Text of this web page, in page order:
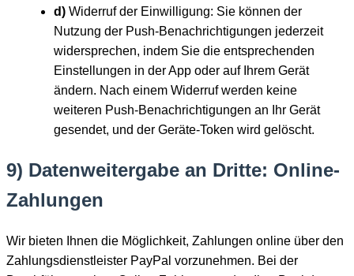
d) Widerruf der Einwilligung: Sie können der
Nutzung der Push-Benachrichtigungen jederzeit
widersprechen, indem Sie die entsprechenden
Einstellungen in der App oder auf Ihrem Gerät
ändern. Nach einem Widerruf werden keine
weiteren Push-Benachrichtigungen an Ihr Gerät
gesendet, und der Geräte-Token wird gelöscht.
9) Datenweitergabe an Dritte: Online-
Zahlungen
Wir bieten Ihnen die Möglichkeit, Zahlungen online über den
Zahlungsdienstleister PayPal vorzunehmen. Bei der